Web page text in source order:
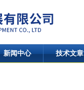
新闻中心 技术文章